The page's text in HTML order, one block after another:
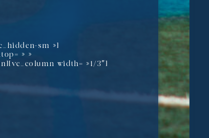
sm »]
» »
width= »1/3″]